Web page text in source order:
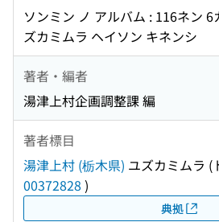
ソンミン ノ アルバム : 116ネン
ズカミムラ ヘイソン キネンシ
著者・編者
湯津上村企画調整課 編
著者標目
湯津上村 (栃木県) ユズカミムラ (
00372828 )
典拠